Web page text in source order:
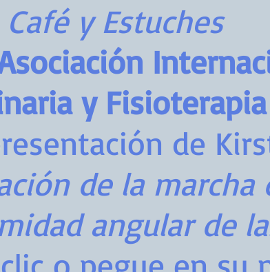
Café y Estuches
y Fisioterapia
de
de la
angular de